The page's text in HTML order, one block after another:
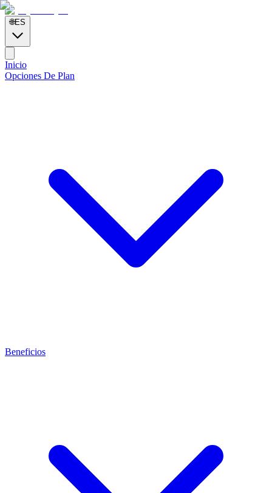
🌐ES
Inicio
Opciones De Plan
Beneficios